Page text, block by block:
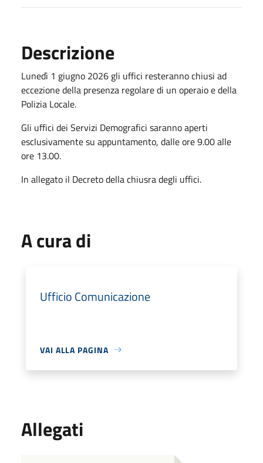
Descrizione
Lunedì 1 giugno 2026 gli uffici resteranno chiusi ad
eccezione della presenza regolare di un operaioedella
Polizia Locale.
Gli uffici dei Servizi Demografici saranno aperti
esclusivamente su appuntamento, dalle ore 9.00 alle
ore 13.00.
In allegato il Decreto della chiusra degli uffici.
A cura di
Ufficio Comunicazione
VAI ALLA PAGINA
Allegati